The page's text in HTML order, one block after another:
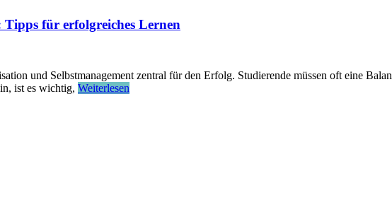
für erfolgreiches Lernen
und Selbstmanagement zentral für den Erfolg. Studierende müssen oft eine
ist es wichtig, Weiterlesen